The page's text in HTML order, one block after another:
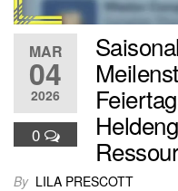
MAR
04
2026
0
By LILA PRESCOTT